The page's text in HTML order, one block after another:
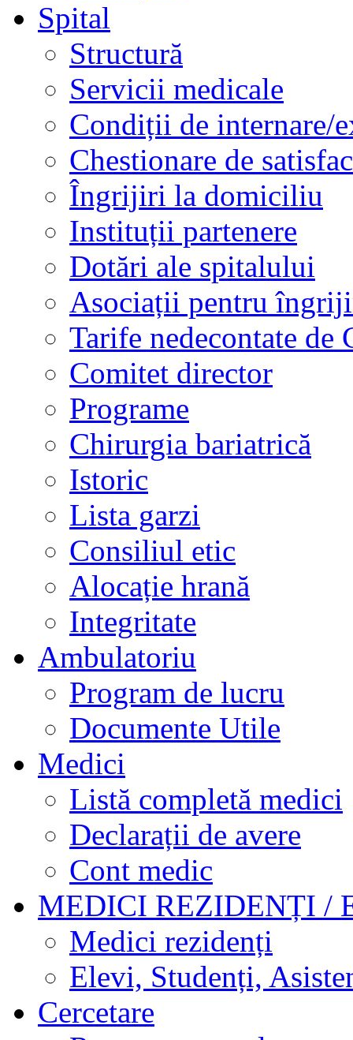
Spital
Structură
Servicii medicale
Condiții de internare/
Chestionare de
Îngrijiri la domiciliu
Instituții partenere
Dotări ale spitalului
Asociații pentru
Tarife nedecontate de
Comitet director
Programe
Chirurgia bariatrică
Istoric
Lista garzi
Consiliul etic
Alocație hrană
Integritate
Ambulatoriu
Program de lucru
Documente Utile
Medici
Listă completă medici
Declarații de avere
Cont medic
MEDICI REZIDENȚI /
Medici rezidenți
Elevi, Studenți,
Cercetare